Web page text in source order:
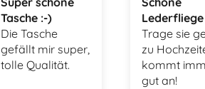
Lederfliege
Trage sie gerne
zu Hochzeiten,
kommt immer
Ring, tolle
Bestellung
freundlichem